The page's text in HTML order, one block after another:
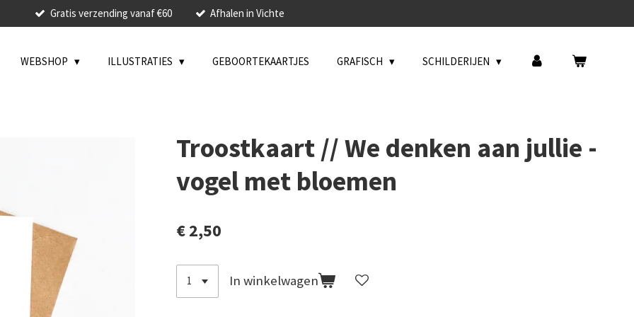
Gratis verzending vanaf €60 Afhalen in Vichte
WEBSHOP ILLUSTRATIES GEBOORTEKAARTJES GRAFISCH SCHILDERIJEN
Troostkaart // We denken aan jullie -
vogel met bloemen
€ 2,50
In winkelwagen